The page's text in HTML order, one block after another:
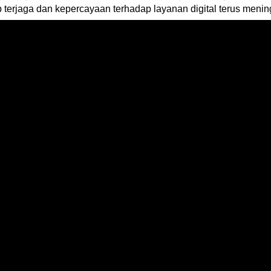
dan kepercayaan terhadap layanan digital terus